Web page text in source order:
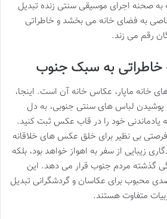
به صحنه اجرای موسیقی سنتی زنده تبدیل
به فضای خانه می بخشد و خاطراتی
رقم می زند.
به سبک جنوب
خانه ماپار، عکاس خانه آن است. اینجا،
پوشیدن لباس های سنتی جنوبی، به دل
یادماندنی خود را در قاب عکس ثبت کنید.
بی نظیر برای خلق عکس های خلاقانه
زیبایی از سفر به اهواز خواهد بود، بلکه
گذشته مردم جنوب قرار می دهد. این
محبوب برای عکاسان و گردشگرانی تبدیل
متفاوت هستند.